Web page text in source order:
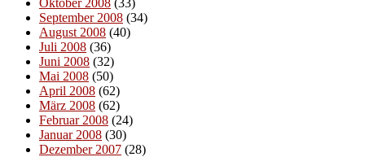
Oktober 2008 (33)
September 2008 (34)
August 2008 (40)
Juli 2008 (36)
Juni 2008 (32)
Mai 2008 (50)
April 2008 (62)
März 2008 (62)
Februar 2008 (24)
Januar 2008 (30)
Dezember 2007 (28)